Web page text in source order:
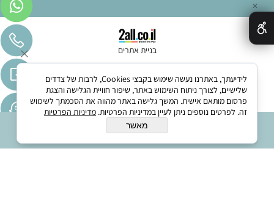
הוסף לסל
בניית אתרים
✕
לידיעתך, באתרנו נעשה שימוש בקבצי Cookies, לרבות של צדדים
שלישיים, לצורך ניתוח השימוש באתר, שיפור חוויית הגלישה והצגת
פרסום מותאם אישית. המשך גלישה באתר מהווה את הסכמתך לשימוש
זה. לפרטים נוספים ניתן לעיין במדיניות הפרטיות. מדיניות הפרטיות
מאשר